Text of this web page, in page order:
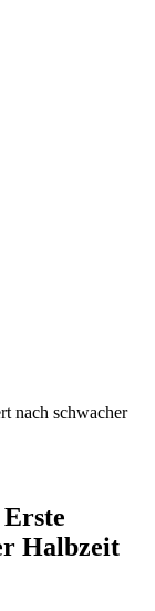
nach schwacher
Halbzeit